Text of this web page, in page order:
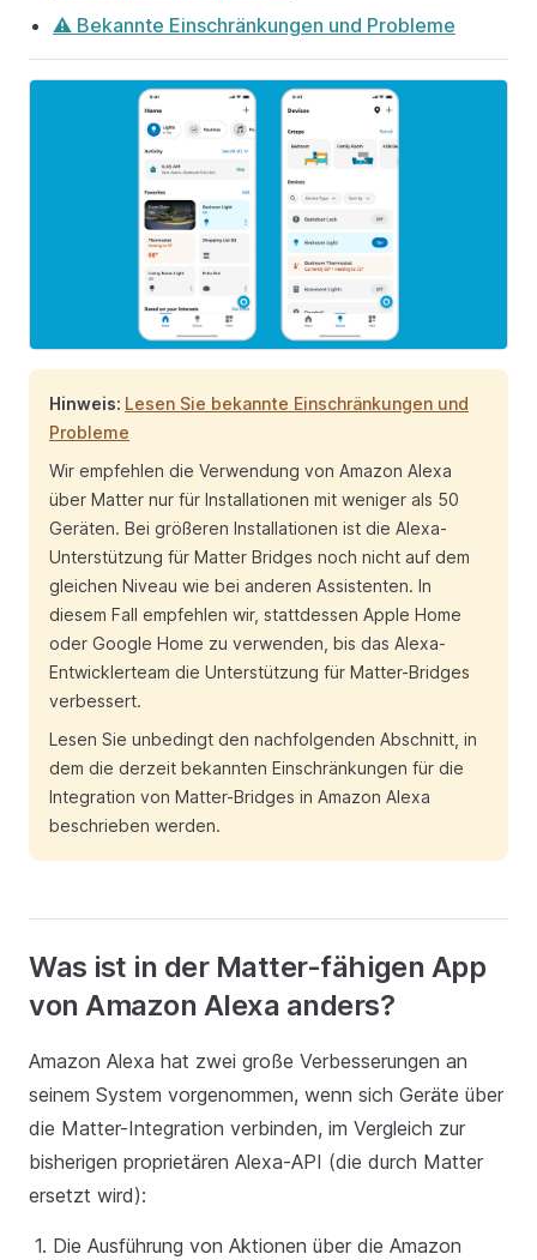
⚠️ Bekannte Einschränkungen und Probleme
Hinweis: Lesen Sie bekannte Einschränkungen und
Probleme
Wir empfehlen die Verwendung von Amazon Alexa
über Matter nur für Installationen mit weniger als 50
Geräten. Bei größeren Installationen ist die Alexa-
Unterstützung für Matter Bridges noch nicht auf dem
gleichen Niveau wie bei anderen Assistenten. In
diesem Fall empfehlen wir, stattdessen Apple Home
oder Google Home zu verwenden, bis das Alexa-
Entwicklerteam die Unterstützung für Matter-Bridges
verbessert.
Lesen Sie unbedingt den nachfolgenden Abschnitt, in
dem die derzeit bekannten Einschränkungen für die
Integration von Matter-Bridges in Amazon Alexa
beschrieben werden.
Was ist in der Matter-fähigen App
von Amazon Alexa anders?
Amazon Alexa hat zwei große Verbesserungen an
seinem System vorgenommen, wenn sich Geräte über
die Matter-Integration verbinden, im Vergleich zur
bisherigen proprietären Alexa-API (die durch Matter
ersetzt wird):
Die Ausführung von Aktionen über die Amazon